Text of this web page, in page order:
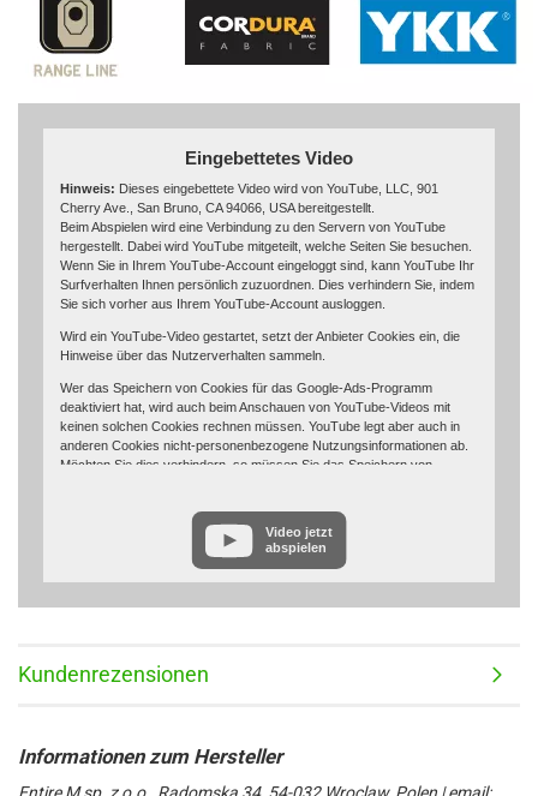
Eingebettetes Video
Hinweis: Dieses eingebettete Video wird von YouTube, LLC, 901
Cherry Ave., San Bruno, CA 94066, USA bereitgestellt.
Beim Abspielen wird eine Verbindung zu den Servern von YouTube
hergestellt. Dabei wird YouTube mitgeteilt, welche Seiten Sie besuchen.
Wenn Sie in Ihrem YouTube-Account eingeloggt sind, kann YouTube Ihr
Surfverhalten Ihnen persönlich zuzuordnen. Dies verhindern Sie, indem
Sie sich vorher aus Ihrem YouTube-Account ausloggen.
Wird ein YouTube-Video gestartet, setzt der Anbieter Cookies ein, die
Hinweise über das Nutzerverhalten sammeln.
Wer das Speichern von Cookies für das Google-Ads-Programm
deaktiviert hat, wird auch beim Anschauen von YouTube-Videos mit
keinen solchen Cookies rechnen müssen. YouTube legt aber auch in
anderen Cookies nicht-personenbezogene Nutzungsinformationen ab.
Möchten Sie dies verhindern, so müssen Sie das Speichern von
Weitere Informationen zum Datenschutz bei „YouTube“ finden Sie in der
Datenschutzerklärung des Anbieters unter:
https://www.google.de/intl/de/policies/privacy/
Video jetzt
abspielen
Kundenrezensionen